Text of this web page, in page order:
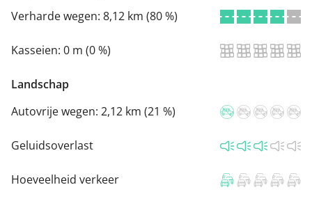
Verharde wegen: 8,12 km (80 %)
Kasseien: 0 m (0 %)
Landschap
Autovrije wegen: 2,12 km (21 %)
Geluidsoverlast
Hoeveelheid verkeer